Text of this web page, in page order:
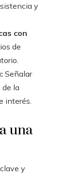
y
con
de
Señalar
de la
interés.
una
y